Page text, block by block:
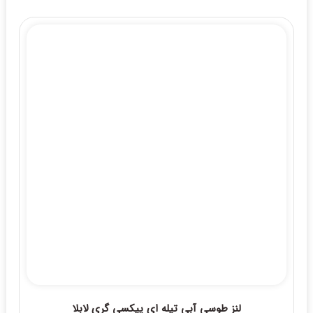
لنز طوسی آبی تیله ای پیکسی گری لابلا